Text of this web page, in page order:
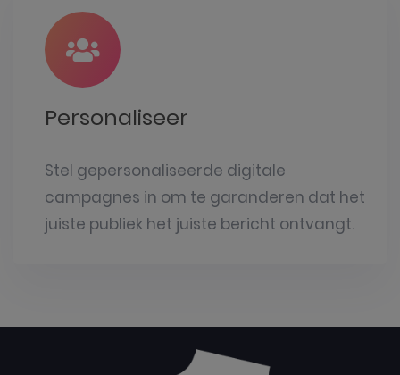
Personaliseer
Stel gepersonaliseerde digitale
campagnes in om te garanderen dat het
juiste publiek het juiste bericht ontvangt.